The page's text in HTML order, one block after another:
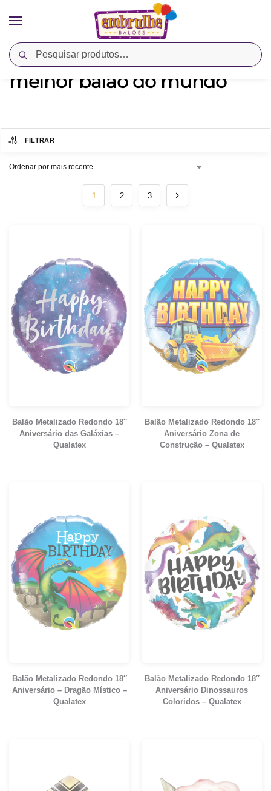
Pesquisar
Início Produtos marcados com a tag “melhor balao do mundo”
melhor balao do mundo
FILTRAR
1 2 3
Balão Metalizado Redondo 18″
Aniversário das Galáxias –
Qualatex
Balão Metalizado Redondo 18″
Aniversário Zona de
Construção – Qualatex
Balão Metalizado Redondo 18″
Aniversário – Dragão Místico –
Qualatex
Balão Metalizado Redondo 18″
Aniversário Dinossauros
Coloridos – Qualatex